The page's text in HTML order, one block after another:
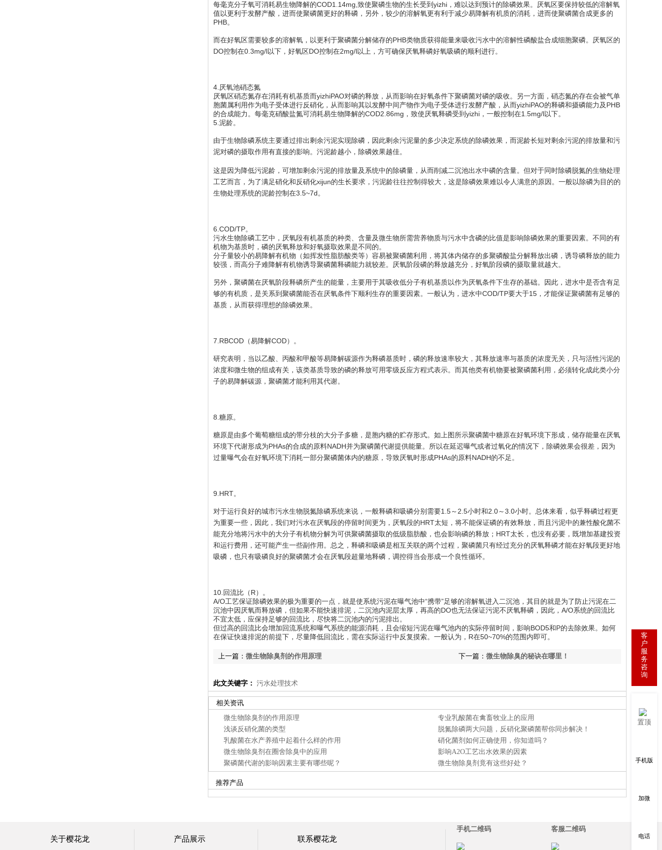
每毫克分子氧可消耗易生物降解的COD1.14mg,致使聚磷生物的生长受到yizhi，难以达到预计的除磷效果。厌氧区要保持较低的溶解氧
值以更利于发酵产酸，进而使聚磷菌更好的释磷，另外，较少的溶解氧更有利于减少易降解有机质的消耗，进而使聚磷菌合成更多的
PHB。
而在好氧区需要较多的溶解氧，以更利于聚磷菌分解储存的PHB类物质获得能量来吸收污水中的溶解性磷酸盐合成细胞聚磷。厌氧区的
DO控制在0.3mg/l以下，好氧区DO控制在2mg/l以上，方可确保厌氧释磷好氧吸磷的顺利进行。
4.厌氧池硝态氮
厌氧区硝态氮存在消耗有机基质而yizhiPAO对磷的释放，从而影响在好氧条件下聚磷菌对磷的吸收。另一方面，硝态氮的存在会被气单
胞菌属利用作为电子受体进行反硝化，从而影响其以发酵中间产物作为电子受体进行发酵产酸，从而yizhiPAO的释磷和摄磷能力及PHB
的合成能力。每毫克硝酸盐氮可消耗易生物降解的COD2.86mg，致使厌氧释磷受到yizhi，一般控制在1.5mg/l以下。
5.泥龄。
由于生物除磷系统主要通过排出剩余污泥实现除磷，因此剩余污泥量的多少决定系统的除磷效果，而泥龄长短对剩余污泥的排放量和污
泥对磷的摄取作用有直接的影响。污泥龄越小，除磷效果越佳。
这是因为降低污泥龄，可增加剩余污泥的排放量及系统中的除磷量，从而削减二沉池出水中磷的含量。但对于同时除磷脱氮的生物处理
工艺而言，为了满足硝化和反硝化xijun的生长要求，污泥龄往往控制得较大，这是除磷效果难以令人满意的原因。一般以除磷为目的的
生物处理系统的泥龄控制在3.5~7d。
6.COD/TP。
污水生物除磷工艺中，厌氧段有机基质的种类、含量及微生物所需营养物质与污水中含磷的比值是影响除磷效果的重要因素。不同的有
机物为基质时，磷的厌氧释放和好氧摄取效果是不同的。
分子量较小的易降解有机物（如挥发性脂肪酸类等）容易被聚磷菌利用，将其体内储存的多聚磷酸盐分解释放出磷，诱导磷释放的能力
较强，而高分子难降解有机物诱导聚磷菌释磷能力就较差。厌氧阶段磷的释放越充分，好氧阶段磷的摄取量就越大。
另外，聚磷菌在厌氧阶段释磷所产生的能量，主要用于其吸收低分子有机基质以作为厌氧条件下生存的基础。因此，进水中是否含有足
够的有机质，是关系到聚磷菌能否在厌氧条件下顺利生存的重要因素。一般认为，进水中COD/TP要大于15，才能保证聚磷菌有足够的
基质，从而获得理想的除磷效果。
7.RBCOD（易降解COD）。
研究表明，当以乙酸、丙酸和甲酸等易降解碳源作为释磷基质时，磷的释放速率较大，其释放速率与基质的浓度无关，只与活性污泥的
浓度和微生物的组成有关，该类基质导致的磷的释放可用零级反应方程式表示。而其他类有机物要被聚磷菌利用，必须转化成此类小分
子的易降解碳源，聚磷菌才能利用其代谢。
8.糖原。
糖原是由多个葡萄糖组成的带分枝的大分子多糖，是胞内糖的贮存形式。如上图所示聚磷菌中糖原在好氧环境下形成，储存能量在厌氧
环境下代谢形成为PHAs的合成的原料NADH并为聚磷菌代谢提供能量。所以在延迟曝气或者过氧化的情况下，除磷效果会很差，因为
过量曝气会在好氧环境下消耗一部分聚磷菌体内的糖原，导致厌氧时形成PHAs的原料NADH的不足。
9.HRT。
对于运行良好的城市污水生物脱氮除磷系统来说，一般释磷和吸磷分别需要1.5～2.5小时和2.0～3.0小时。总体来看，似乎释磷过程更
为重要一些，因此，我们对污水在厌氧段的停留时间更为，厌氧段的HRT太短，将不能保证磷的有效释放，而且污泥中的兼性酸化菌不
能充分地将污水中的大分子有机物分解为可供聚磷菌摄取的低级脂肪酸，也会影响磷的释放；HRT太长，也没有必要，既增加基建投资
和运行费用，还可能产生一些副作用。总之，释磷和吸磷是相互关联的两个过程，聚磷菌只有经过充分的厌氧释磷才能在好氧段更好地
吸磷，也只有吸磷良好的聚磷菌才会在厌氧段超量地释磷，调控得当会形成一个良性循环。
10.回流比（R）。
A/O工艺保证除磷效果的极为重要的一点，就是使系统污泥在曝气池中“携带”足够的溶解氧进入二沉池，其目的就是为了防止污泥在二
沉池中因厌氧而释放磷，但如果不能快速排泥，二沉池内泥层太厚，再高的DO也无法保证污泥不厌氧释磷，因此，A/O系统的回流比
不宜太低，应保持足够的回流比，尽快将二沉池内的污泥排出。
但过高的回流比会增加回流系统和曝气系统的能源消耗，且会缩短污泥在曝气池内的实际停留时间，影响BOD5和P的去除效果。如何
在保证快速排泥的前提下，尽量降低回流比，需在实际运行中反复摸索。一般认为，R在50~70%的范围内即可。
下一篇： 微生物除臭的秘诀在哪里！
上一篇： 微生物除臭剂的作用原理
此文关键字： 污水处理技术
相关资讯
微生物除臭剂的作用原理
专业乳酸菌在禽畜牧业上的应用
浅谈反硝化菌的类型
脱氮除磷两大问题，反硝化聚磷菌帮你同步解决！
乳酸菌在水产养殖中起着什么样的作用
硝化菌剂如何正确使用，你知道吗？
微生物除臭剂在圈舍除臭中的应用
影响A2O工艺出水效果的因素
聚磷菌代谢的影响因素主要有哪些呢？
微生物除臭剂竟有这些好处？
推荐产品
关于樱花龙 产品展示 联系樱花龙
手机二维码 客服二维码
客
户
服
务
咨
询
置顶
手机版
加微
电话